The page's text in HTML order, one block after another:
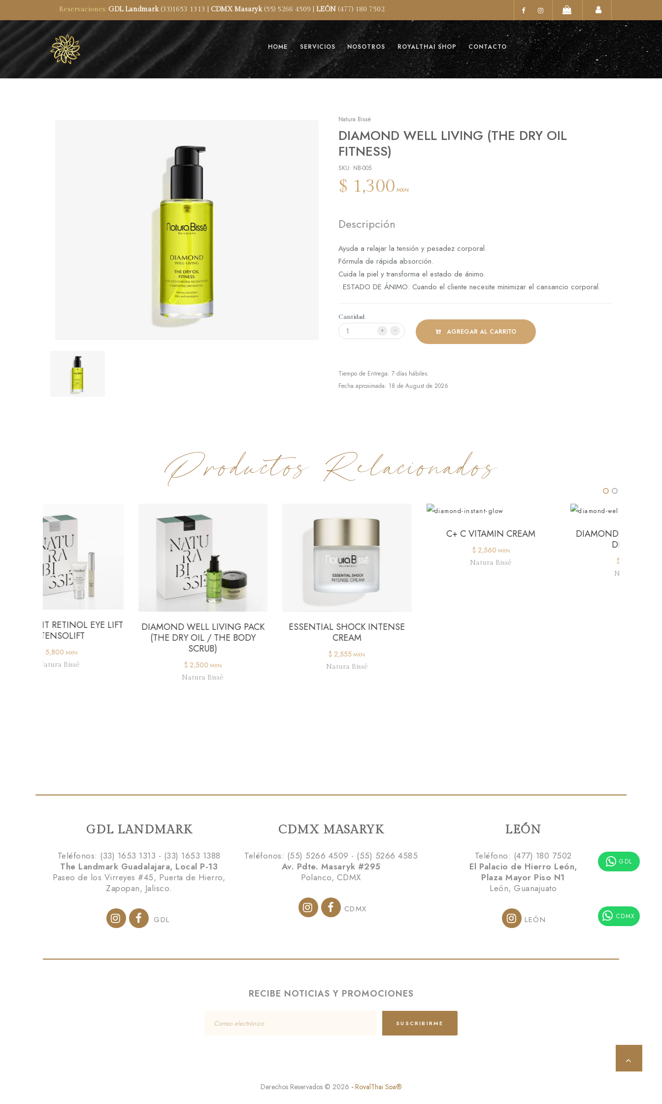
Reservaciones: GDL Landmark(33)1653 1313 | CDMX Masaryk(55) 5266 4509 | LEÓN (477) 180 7502
HOME SERVICIOS NOSOTROS ROYALTHAI SHOP CONTACTO
Natura Bissé
DIAMOND WELL LIVING (THE DRY OIL
FITNESS)
SKU: NB-005
$ 1,300 MXN
Descripción
Ayuda a relajar la tensión y pesadez corporal.
Fórmula de rápida absorción.
Cuida la piel y transforma el estado de ánimo.
• ESTADO DE ÁNIMO: Cuando el cliente necesite minimizar el cansancio corporal.
Cantidad
-
+ AGREGAR AL CARRITO
Tiempo de Entrega: 7 días hábiles.
Fecha aproximada: 18 de August de 2026
Productos Relacionados
EYE LIFT
DIAMOND WELL LIVING PACK
(THE DRY OIL / THE BODY
ESSENTIAL SHOCK INTENSE
C+ C VITAMIN CREAM
DIAMOND WELL LIVING (OIL
GDL LANDMARK
Teléfonos: (33) 1653 1313 - (33) 1653 1388
The Landmark Guadalajara, Local P-13
Paseo de los Virreyes #45, Puerta de Hierro,
Zapopan, Jalisco.
GDL
CDMX MASARYK
Teléfonos: (55) 5266 4509 - (55) 5266 4585
Av. Pdte. Masaryk #295
Polanco, CDMX
CDMX
LEÓN
Teléfono: (477) 180 7502
El Palacio de Hierro León,
Plaza Mayor Piso N1
León, Guanajuato
LEÓN
RECIBE NOTICIAS Y PROMOCIONES
Derechos Reservados © 2026 - RoyalThai Spa®
GDL
CDMX